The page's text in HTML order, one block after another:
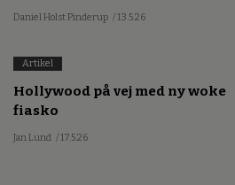
Daniel Holst Pinderup / 13.5.26
Artikel
Hollywood på vej med ny woke
fiasko
Jan Lund / 17.5.26